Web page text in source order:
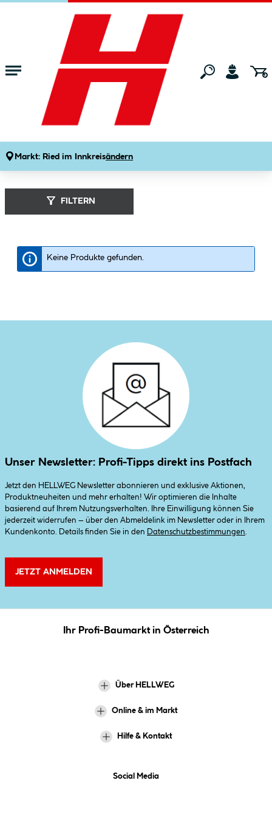
Zum Hauptinhalt springen
Markt: Ried im Innkreisändern
Marken SchimmelX
SchimmelX (
FILTERN
Keine Produkte gefunden.
Unser Newsletter: Profi-Tipps direkt ins Postfach
Jetzt den HELLWEG Newsletter abonnieren und exklusive Aktionen,
Produktneuheiten und mehr erhalten! Wir optimieren die Inhalte
basierend auf Ihrem Nutzungsverhalten. Ihre Einwilligung können Sie
jederzeit widerrufen – über den Abmeldelink im Newsletter oder in Ihrem
Kundenkonto. Details finden Sie in den
Datenschutzbestimmungen
JETZT ANMELDEN
Ihr Profi-Baumarkt in Österreich
Über HELLWEG
Online & im Markt
Hilfe & Kontakt
Social Media